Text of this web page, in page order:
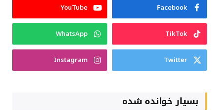
Facebook
YouTube
TikTok
WhatsApp
Twitter
Instagram
بسیار خوانده شده